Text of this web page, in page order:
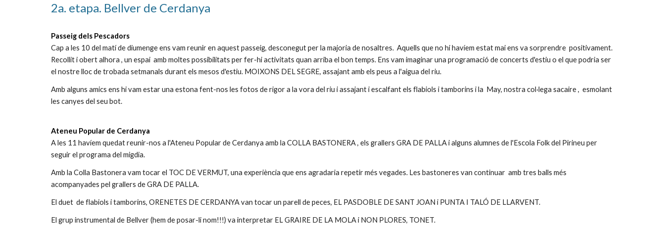
2a. etapa. Bellver de Cerdanya
Passeig dels Pescadors
Cap a les 10 del matí de diumenge ens vam reunir en aquest passeig, desconegut per la majoria de nosaltres. Aquells que no hi havíem estat mai ens va sorprendre positivament.
Recollit i obert alhora , un espai amb moltes possibilitats per fer-hi activitats quan arriba el bon temps. Ens vam imaginar una programació de concerts d'estiu o el que podria ser
el nostre lloc de trobada setmanals durant els mesos d'estiu. MOIXONS DEL SEGRE, assajant amb els peus a l'aigua del riu.
Amb alguns amics ens hi vam estar una estona fent-nos les fotos de rigor a la vora del riu i assajant i escalfant els flabiols i tamborins i la May, nostra col·lega sacaire , esmolant
les canyes del seu bot.
Ateneu Popular de Cerdanya
A les 11 havíem quedat reunir-nos a l'Ateneu Popular de Cerdanya amb la COLLA BASTONERA , els grallers GRA DE PALLA i alguns alumnes de l'Escola Folk del Pirineu per
seguir el programa del migdia.
Amb la Colla Bastonera vam tocar el TOC DE VERMUT, una experiència que ens agradaria repetir més vegades. Les bastoneres van continuar amb tres balls més
acompanyades pel grallers de GRA DE PALLA.
El duet de flabiols i tamborins, ORENETES DE CERDANYA van tocar un parell de peces, EL PASDOBLE DE SANT JOAN i PUNTA I TALÓ DE LLARVENT.
El grup instrumental de Bellver (hem de posar-li nom!!!) va interpretar EL GRAIRE DE LA MOLA i NON PLORES, TONET.